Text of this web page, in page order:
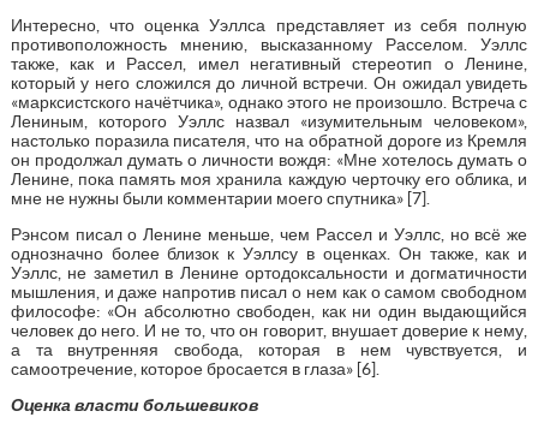
Интересно, что оценка Уэллса представляет из себя полную
противоположность мнению, высказанному Расселом. Уэллс
также, как и Рассел, имел негативный стереотип о Ленине,
который у него сложился до личной встречи. Он ожидал увидеть
«марксистского начётчика», однако этого не произошло. Встреча с
Лениным, которого Уэллс назвал «изумительным человеком»,
настолько поразила писателя, что на обратной дороге из Кремля
он продолжал думать о личности вождя: «Мне хотелось думать о
Ленине, пока память моя хранила каждую черточку его облика, и
мне не нужны были комментарии моего спутника» [7].
Рэнсом писал о Ленине меньше, чем Рассел и Уэллс, но всё же
однозначно более близок к Уэллсу в оценках. Он также, как и
Уэллс, не заметил в Ленине ортодоксальности и догматичности
мышления, и даже напротив писал о нем как о самом свободном
философе: «Он абсолютно свободен, как ни один выдающийся
человек до него. И не то, что он говорит, внушает доверие к нему,
а та внутренняя свобода, которая в нем чувствуется, и
самоотречение, которое бросается в глаза» [6].
Оценка власти большевиков